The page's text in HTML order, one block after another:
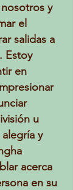
y
el
salidas a
Estoy
en
u
y
acerca
en su